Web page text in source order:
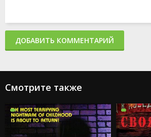
ДОБАВИТЬ КОММЕНТАРИЙ
Смотрите также